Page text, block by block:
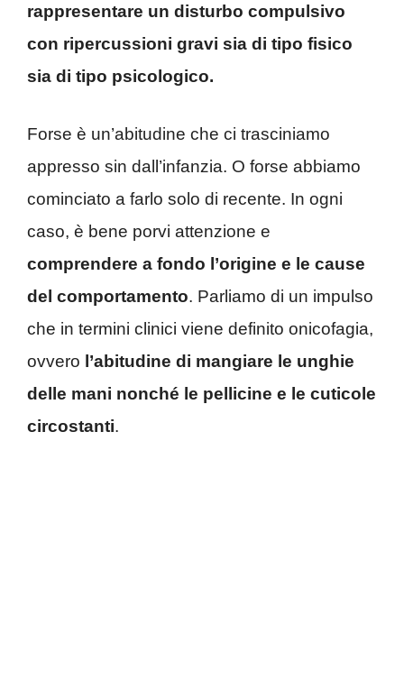
rappresentare un disturbo compulsivo
con ripercussioni gravi sia di tipo fisico
sia di tipo psicologico.
Forse è un’abitudine che ci trasciniamo
appresso sin dall’infanzia. O forse abbiamo
cominciato a farlo solo di recente. In ogni
caso, è bene porvi attenzione e
comprendere a fondo l’origine e le cause
del comportamento. Parliamo di un impulso
che in termini clinici viene definito onicofagia,
ovvero l’abitudine di mangiare le unghie
delle mani nonché le pellicine e le cuticole
circostanti.